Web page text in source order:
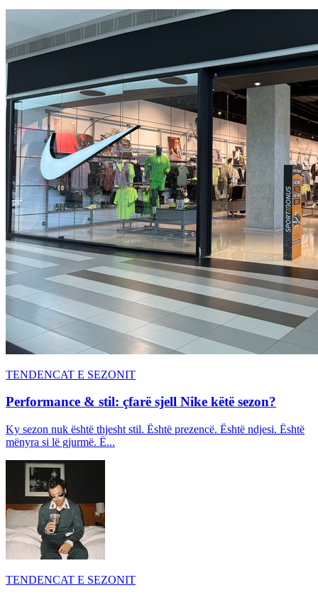
TENDENCAT E SEZONIT
Performance & stil: çfarë sjell Nike këtë sezon?
Ky sezon nuk është thjesht stil. Është prezencë. Është ndjesi. Është
mënyra si lë gjurmë. Ë...
TENDENCAT E SEZONIT